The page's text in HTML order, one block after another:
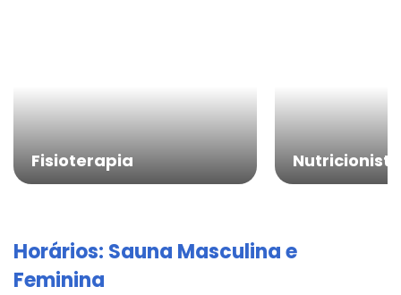
Fisioterapia Nutricionista
Horários: Sauna Masculina e
Feminina